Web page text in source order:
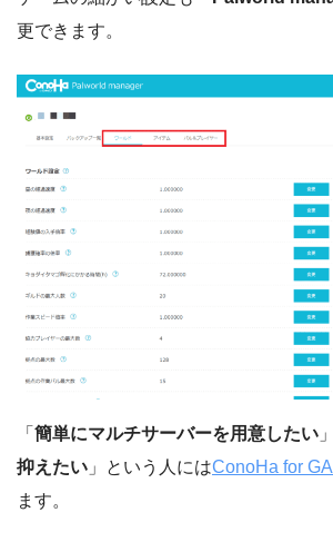
更できます。
「 簡単にマルチサーバーを用意したい
抑えたい 」という人にはConoHa for
ます。